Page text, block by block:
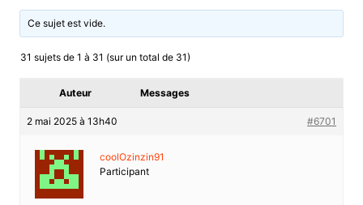
Ce sujet est vide.
31 sujets de 1 à 31 (sur un total de 31)
Auteur Messages
2 mai 2025 à 13h40 #6701
coolOzinzin91
Participant